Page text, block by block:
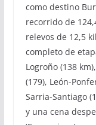
como destino
recorrido de
relevos de 12,5
completo de
Logroño (138
(179), León-
Sarria-Santiago
y una cena